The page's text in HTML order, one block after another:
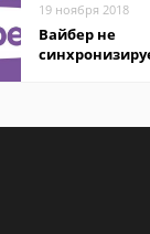
19 ноября 2018
Вайбер не